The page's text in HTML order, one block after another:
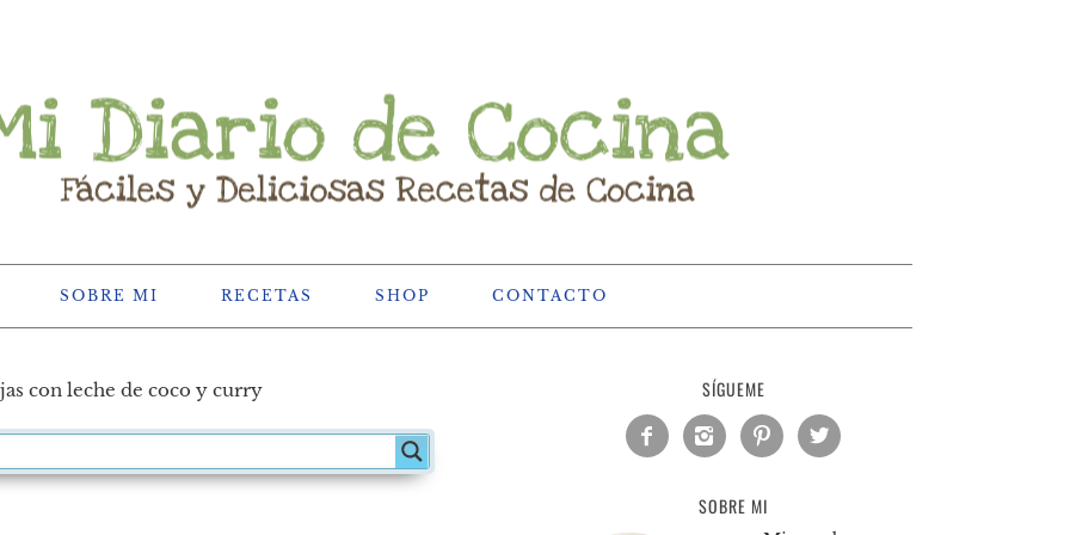
SOBRE MI RECETAS SHOP CONTACTO
con leche de coco y curry SÍGUEME
   
SOBRE MI